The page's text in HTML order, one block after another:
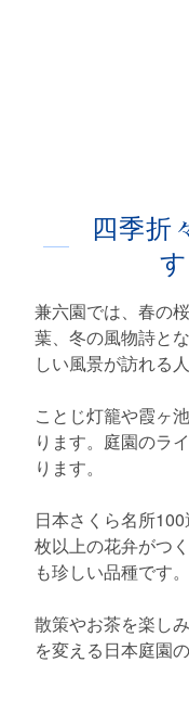
四季折
兼六園では、春の
葉、冬の風物詩と
しい風景が訪れる
ことじ灯籠や霞ヶ
ります。庭園のラ
ります。
日本さくら名所
枚以上の花弁がつ
も珍しい品種です。
散策やお茶を楽し
を変える日本庭園